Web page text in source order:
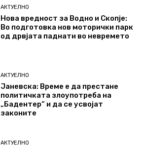
АКТУЕЛНО
Нова вредност за Водно и Скопје:
Во подготовка нов моторички парк
од дрвјата паднати во невремето
АКТУЕЛНО
Јаневска: Време е да престане
политичката злоупотреба на
„Бадентер“ и да се усвојат
законите
АКТУЕЛНО